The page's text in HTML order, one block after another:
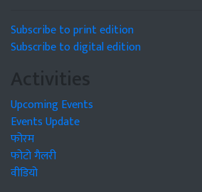
Subscribe to print edition
Subscribe to digital edition
Activities
Upcoming Events
Events Update
फोरम
फोटो गैलरी
वीडियो